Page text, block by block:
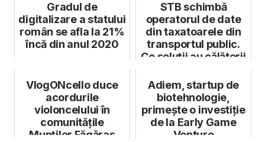
Gradul de
digitalizare a statului
român se afla la 21%
încă din anul 2020
STB schimbă
operatorul de date
din taxatoarele din
transportul public.
Ce soluții au călătorii
VlogONcello duce
acordurile
violoncelului în
comunitățile
Munților Făgăraș
Adiem, startup de
biotehnologie,
primește o investiție
de la Early Game
Venture